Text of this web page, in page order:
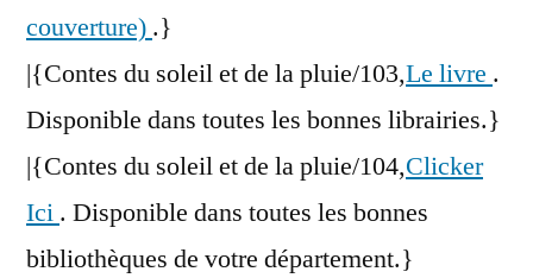
couverture) .}
|{Contes du soleil et de la pluie/103,Le livre .
Disponible dans toutes les bonnes librairies.}
|{Contes du soleil et de la pluie/104,Clicker
Ici . Disponible dans toutes les bonnes
bibliothèques de votre département.}